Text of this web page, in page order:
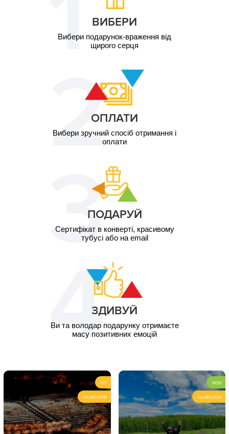
ВИБЕРИ
Вибери подарунок-враження від
щирого серця
ОПЛАТИ
Вибери зручний спосіб отримання і
оплати
ПОДАРУЙ
Сертифікат в конверті, красивому
тубусі або на email
ЗДИВУЙ
Ви та володар подарунку отримаєте
масу позитивних емоцій
HIT
НА ВЕСІЛЛЯ
NEW
НА ВЕСІЛЛЯ